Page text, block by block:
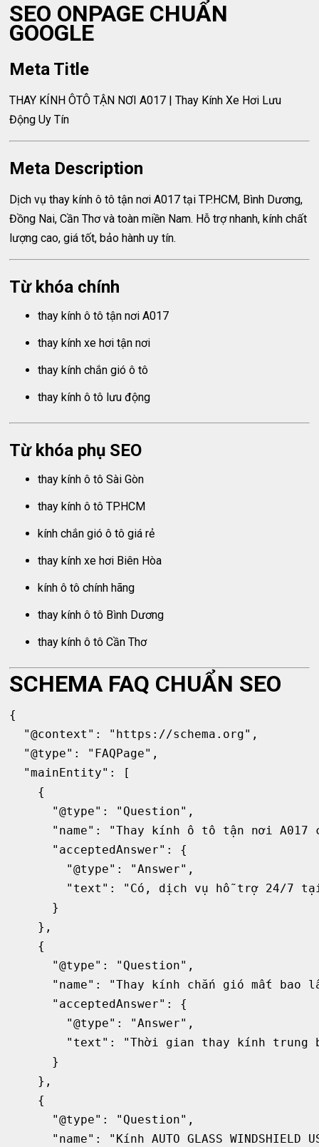
SEO ONPAGE CHUẨN
GOOGLE
Meta Title
THAY KÍNH ÔTÔ TẬN NƠI A017 | Thay Kính Xe Hơi Lưu
Động Uy Tín
Meta Description
Dịch vụ thay kính ô tô tận nơi A017 tại TP.HCM, Bình Dương,
Đồng Nai, Cần Thơ và toàn miền Nam. Hỗ trợ nhanh, kính chất
lượng cao, giá tốt, bảo hành uy tín.
Từ khóa chính
thay kính ô tô tận nơi A017
thay kính xe hơi tận nơi
thay kính chắn gió ô tô
thay kính ô tô lưu động
Từ khóa phụ SEO
thay kính ô tô Sài Gòn
thay kính ô tô TP.HCM
kính chắn gió ô tô giá rẻ
thay kính xe hơi Biên Hòa
kính ô tô chính hãng
thay kính ô tô Bình Dương
thay kính ô tô Cần Thơ
SCHEMA FAQ CHUẨN SEO
{
  "@context": "https://schema.org",
  "@type": "FAQPage",
  "mainEntity": [
    {
      "@type": "Question",
"name": "Thay kính ô tô tận nơi A017
      "acceptedAnswer": {
        "@type": "Answer",
"text": "Có, dịch vụ hỗ trợ 24/7
      }
    },
    {
      "@type": "Question",
"name": "Thay kính chắn gió mất bao
      "acceptedAnswer": {
        "@type": "Answer",
"text": "Thời gian thay kính trung
      }
    },
    {
      "@type": "Question",
"name": "Kính AUTO GLASS WINDSHIELD